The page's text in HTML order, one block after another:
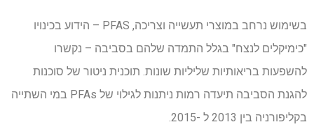
בשימוש נרחב במוצרי תעשייה וצריכה, PFAS – הידוע בכינויו
"כימיקלים לנצח" בגלל התמדה שלהם בסביבה – נקשרו
להשפעות בריאותיות שליליות שונות. תוכנית ניטור של סוכנות
להגנת הסביבה תיעדה רמות ניתנות לגילוי של PFAs במי השתייה
בקליפורניה בין 2013 ל -2015.